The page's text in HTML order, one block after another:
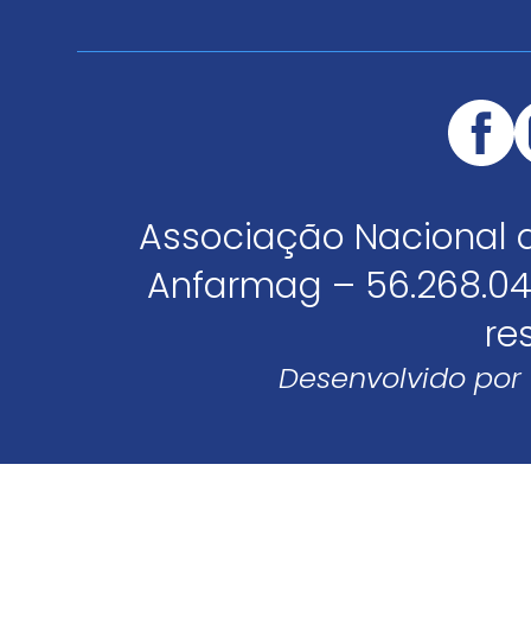
Associação Nacional
Anfarmag –
Desenvolvido por